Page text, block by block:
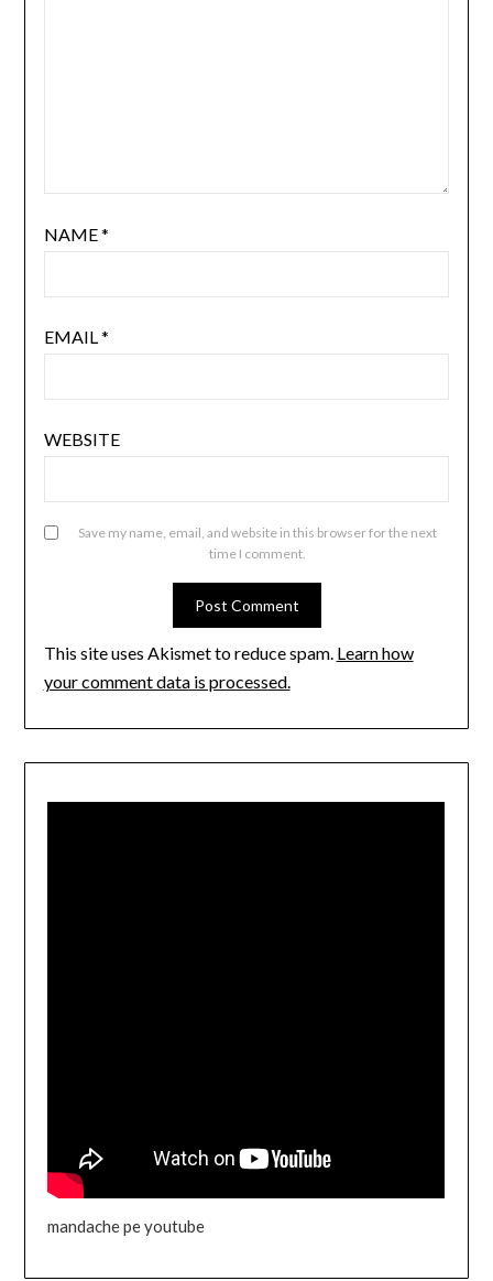
NAME*
EMAIL*
WEBSITE
Save my name, email, and website in this browser for the next
time I comment.
This site uses Akismet to reduce spam. Learn how
your comment data is processed.
mandache pe youtube